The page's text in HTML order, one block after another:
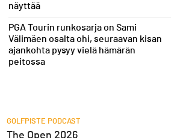
näyttää
PGA Tourin runkosarja on Sami
Välimäen osalta ohi, seuraavan kisan
ajankohta pysyy vielä hämärän
peitossa
GOLFPISTE PODCAST
The Open 2026